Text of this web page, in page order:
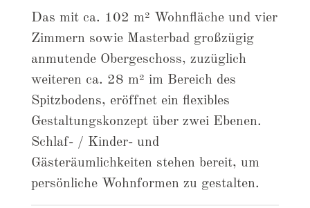
Das mit ca. 102 m² Wohnfläche und vier
Zimmern sowie Masterbad großzügig
anmutende Obergeschoss, zuzüglich
weiteren ca. 28 m² im Bereich des
Spitzbodens, eröffnet ein flexibles
Gestaltungskonzept über zwei Ebenen.
Schlaf- / Kinder- und
Gästeräumlichkeiten stehen bereit, um
persönliche Wohnformen zu gestalten.